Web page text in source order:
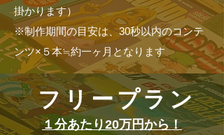
掛かります）
※制作期間の目安は、30秒以内のコンテ
ンツ×５本≒約一ヶ月となります
フリープラン
１分あたり20万円から！